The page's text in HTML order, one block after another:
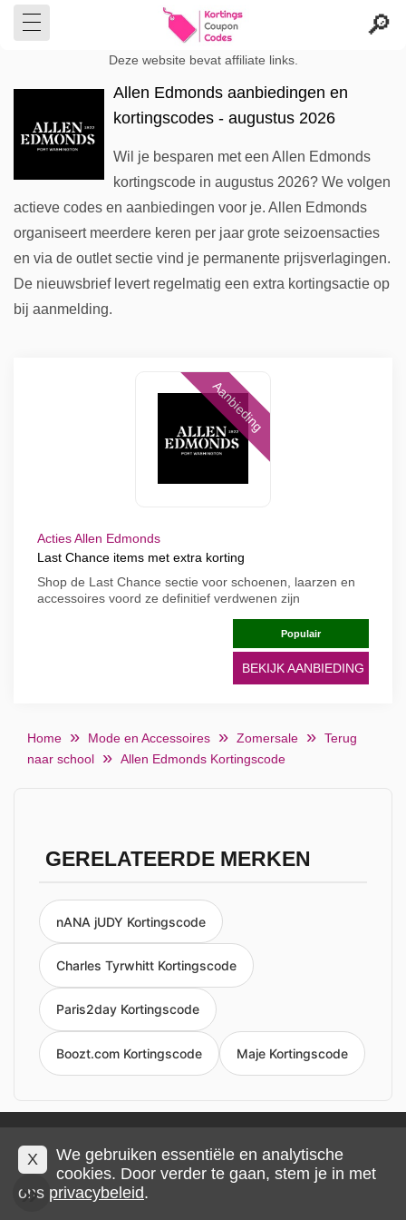
Deze website bevat affiliate links.
Allen Edmonds aanbiedingen en
kortingscodes - augustus 2026
Wil je besparen met een Allen Edmonds
kortingscode in augustus 2026? We volgen
actieve codes en aanbiedingen voor je. Allen Edmonds
organiseert meerdere keren per jaar grote seizoensacties
en via de outlet sectie vind je permanente prijsverlagingen.
De nieuwsbrief levert regelmatig een extra kortingsactie op
bij aanmelding.
Aanbieding
Acties Allen Edmonds
Last Chance items met extra korting
Shop de Last Chance sectie voor schoenen, laarzen en
accessoires voord ze definitief verdwenen zijn
Populair
BEKIJK AANBIEDING
Home Mode en Accessoires Zomersale
Terug
naar school
Allen Edmonds Kortingscode
GERELATEERDE MERKEN
nANA jUDY Kortingscode
Charles Tyrwhitt Kortingscode
Paris2day Kortingscode
Boozt.com Kortingscode Maje Kortingscode
Privacy en cookies Impressum Algemene voorwaarden
© 2026 IMP Multimedia GmbH
X
We gebruiken essentiële en analytische
cookies. Door verder te gaan, stem je in met
ons privacybeleid.